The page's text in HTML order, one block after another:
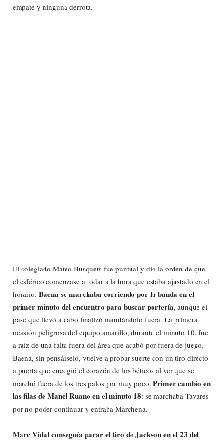
empate y ninguna derrota.
El colegiado Mateo Busquets fue puntual y dio la orden de que
el esférico comenzase a rodar a la hora que estaba ajustado en el
horario. Baena se marchaba corriendo por la banda en el
primer minuto del encuentro para buscar portería, aunque el
pase que llevó a cabo finalizó mandándolo fuera. La primera
ocasión peligrosa del equipo amarillo, durante el minuto 10, fue
a raíz de una falta fuera del área que acabó por fuera de juego.
Baena, sin pensárselo, vuelve a probar suerte con un tiro directo
a puerta que encogió el corazón de los béticos al ver que se
marchó fuera de los tres palos por muy poco. Primer cambio en
las filas de Manel Ruano en el minuto 18: se marchaba Tavares
por no poder continuar y entraba Marchena.
Marc Vidal conseguía parar el tiro de Jackson en el 23 del